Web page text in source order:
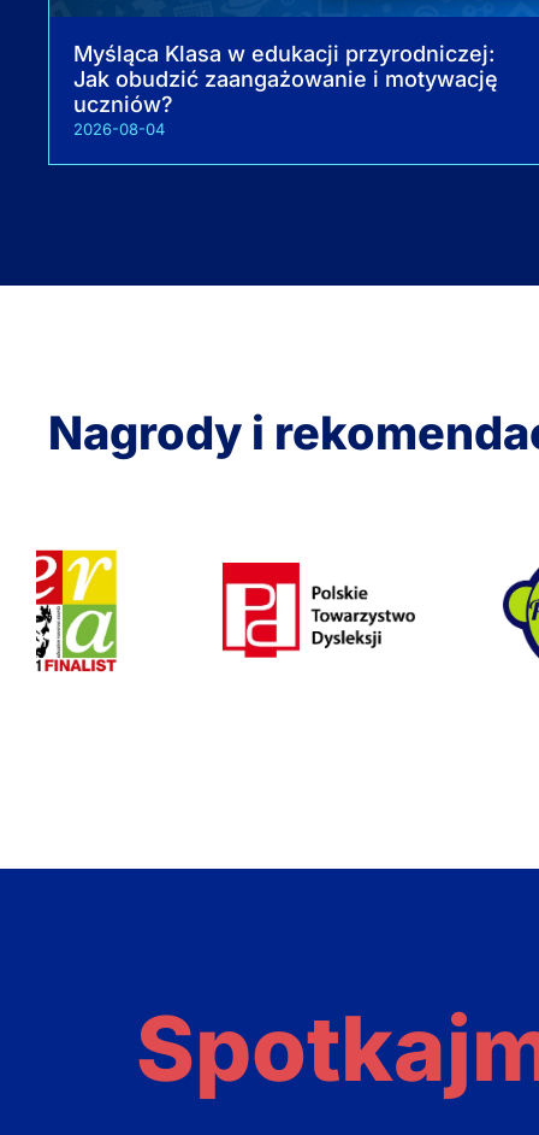
Myśląca Klasa w edukacji przyrodniczej:
Jak obudzić zaangażowanie i motywację
uczniów?
2026-08-04
Nagrody i